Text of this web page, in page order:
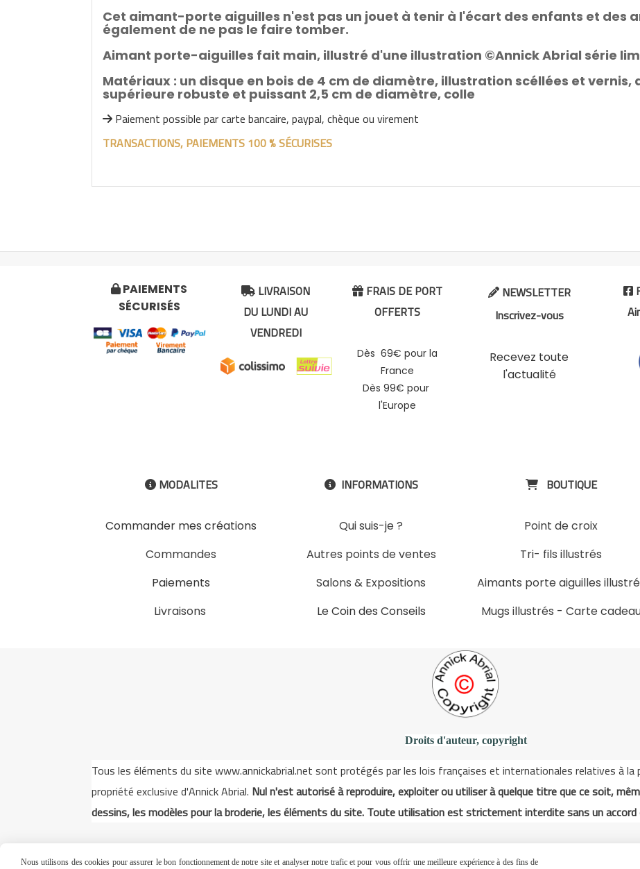
Cet aimant-porte aiguilles n'est pas un jouet à tenir à l'écart des enfants et des
également de ne pas le faire tomber.
Aimant porte-aiguilles fait main, illustré d'une illustration ©Annick Abrial série
Matériaux : un disque en bois de 4 cm de diamètre, illustration scéllées et
supérieure robuste et puissant 2,5 cm de diamètre, colle
 Paiement possible par carte bancaire, paypal, chèque ou virement
TRANSACTIONS, PAIEMENTS 100 % SÉCURISES
 PAIEMENTS
SÉCURISÉS
 LIVRAISON
DU LUNDI AU
VENDREDI
 FRAIS DE PORT
OFFERTS
Dès 69€ pour la
France
Dès 99€ pour
l'Europe
NEWSLETTER
Inscrivez-vous
Recevez toute
l'actualité

 MODALITES
Commander mes créations
Commandes
Paiements
Livraisons
 INFORMATIONS
Qui suis-je ?
Autres points de ventes
Salons & Expositions
Le Coin des Conseils
 BOUTIQUE
Point de croix
Tri- fils illustrés
Aimants porte aiguilles
Mugs illustrés - Carte
Droits d'auteur, copyright
Tous les éléments du site www.annickabrial.net sont protégés par les lois françaises et internationales relatives à
propriété exclusive d'Annick Abrial. Nul n'est autorisé à reproduire, exploiter ou utiliser à quelque titre que ce soit,
dessins, les modèles pour la broderie, les éléments du site. Toute utilisation est strictement interdite sans un accord
Facebook est désactivé. Autoriser
Nous utilisons des cookies pour assurer le bon fonctionnement de notre site et analyser notre trafic et pour vous offrir une meilleure expérience à des fins de